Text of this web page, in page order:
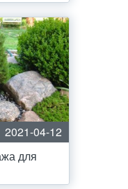
2021-04-12
для